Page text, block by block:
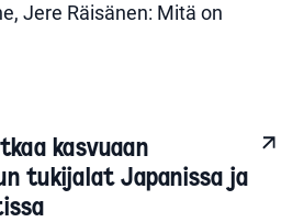
Jere Räisänen: Mitä on
kasvuaan
tukijalat Japanissa ja